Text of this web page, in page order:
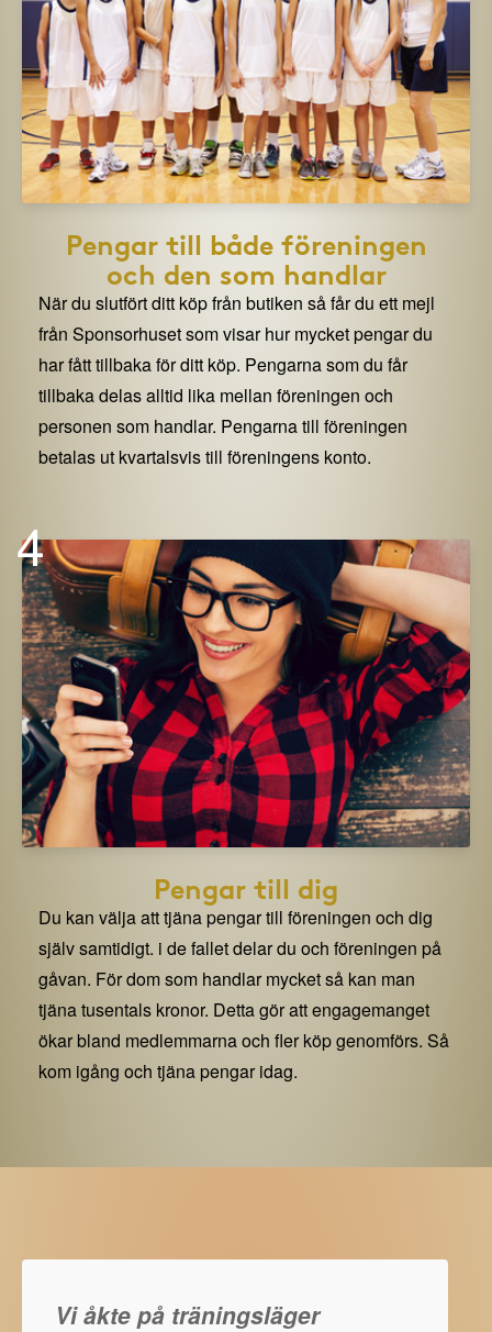
Pengar till både föreningen
och den som handlar
När du slutfört ditt köp från butiken så får du ett mejl
från Sponsorhuset som visar hur mycket pengar du
har fått tillbaka för ditt köp. Pengarna som du får
tillbaka delas alltid lika mellan föreningen och
personen som handlar. Pengarna till föreningen
betalas ut kvartalsvis till föreningens konto.
4
Pengar till dig
Du kan välja att tjäna pengar till föreningen och dig
själv samtidigt. i de fallet delar du och föreningen på
gåvan. För dom som handlar mycket så kan man
tjäna tusentals kronor. Detta gör att engagemanget
ökar bland medlemmarna och fler köp genomförs. Så
kom igång och tjäna pengar idag.
Vi åkte på träningsläger